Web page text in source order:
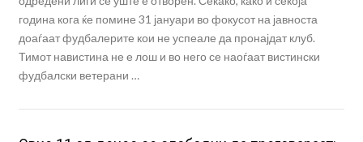
година кога ќе помине 31 јануари во фокусот на јавноста
доаѓаат фудбалерите кои не успеале да пронајдат клуб.
Тимот навистина не е лош и во него се наоѓаат вистински
фудбалски ветерани …